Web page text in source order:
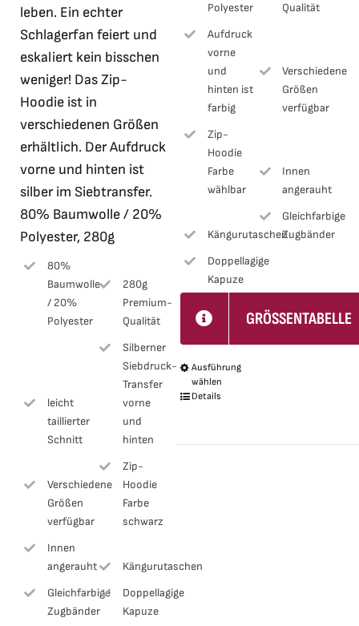
leben. Ein echter
Schlagerfan feiert und
eskaliert kein bisschen
weniger! Das Zip-
Hoodie ist in
verschiedenen Größen
erhältlich. Der Aufdruck
vorne und hinten ist
silber im Siebtransfer.
80% Baumwolle / 20%
Polyester, 280g
80%
Baumwolle
/ 20%
Polyester
280g
Premium-
Qualität
leicht
taillierter
Schnitt
Silberner
Siebdruck-
Transfer
vorne
und
hinten
Verschiedene
Größen
verfügbar
Zip-
Hoodie
Farbe
schwarz
Innen
angerauht
Kängurutaschen
Gleichfarbige
Zugbänder
Doppellagige
Kapuze
Polyester
Qualität
Aufdruck
vorne
und
hinten ist
farbig
Verschiedene
Größen
verfügbar
Zip-
Hoodie
Farbe
wählbar
Innen
angerauht
Kängurutaschen
Gleichfarbige
Zugbänder
Doppellagige
Kapuze
GRÖSSENTABELLE
Ausführung
wählen
Details